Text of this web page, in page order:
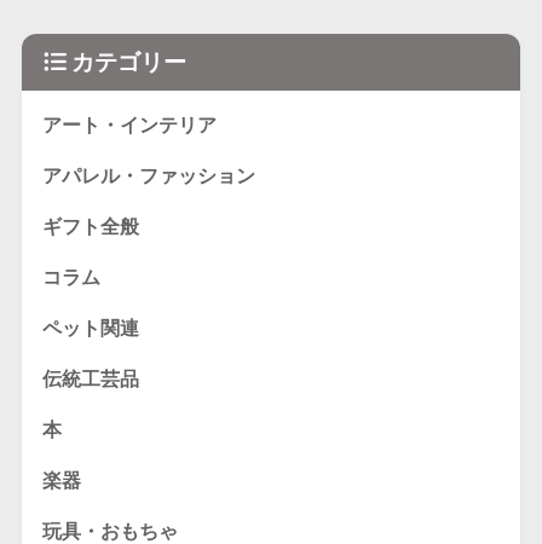
カテゴリー
アート・インテリア
アパレル・ファッション
ギフト全般
コラム
ペット関連
伝統工芸品
本
楽器
玩具・おもちゃ